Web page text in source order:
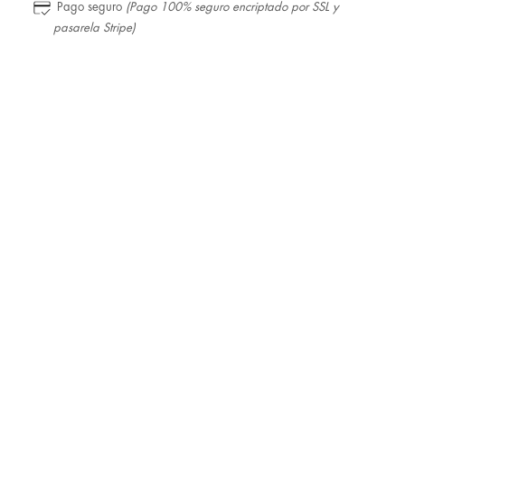
Pago seguro (Pago 100% seguro encriptado por SSL y
pasarela Stripe)